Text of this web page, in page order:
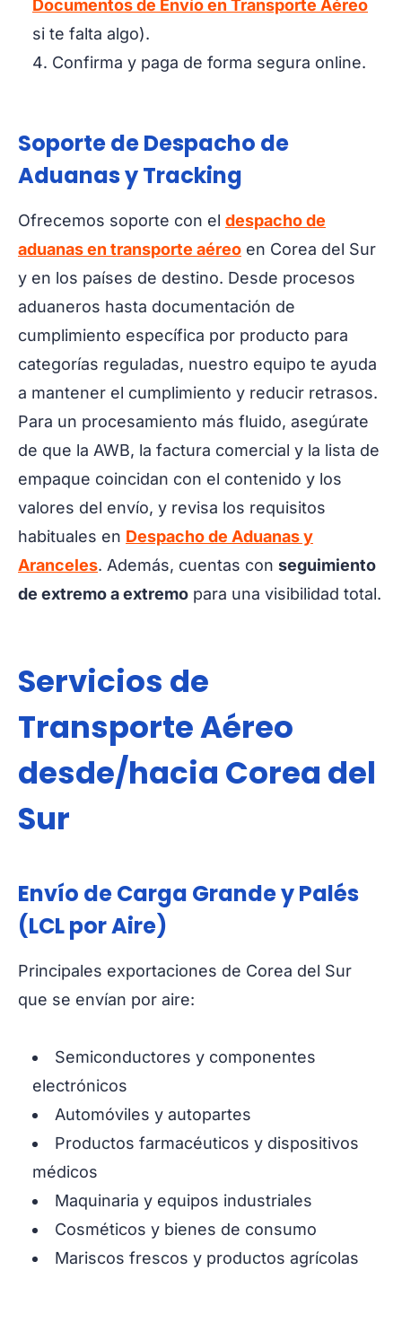
Documentos de Envío en Transporte Aéreo
si te falta algo).
Confirma y paga de forma segura online.
Soporte de Despacho de
Aduanas y Tracking
Ofrecemos soporte con el despacho de
aduanas en transporte aéreo en Corea del Sur
y en los países de destino. Desde procesos
aduaneros hasta documentación de
cumplimiento específica por producto para
categorías reguladas, nuestro equipo te ayuda
a mantener el cumplimiento y reducir retrasos.
Para un procesamiento más fluido, asegúrate
de que la AWB, la factura comercial y la lista de
empaque coincidan con el contenido y los
valores del envío, y revisa los requisitos
habituales en Despacho de Aduanas y
Aranceles. Además, cuentas con seguimiento
de extremo a extremo para una visibilidad total.
Servicios de
Transporte Aéreo
desde/hacia Corea del
Sur
Envío de Carga Grande y Palés
(LCL por Aire)
Principales exportaciones de Corea del Sur
que se envían por aire:
Semiconductores y componentes
electrónicos
Automóviles y autopartes
Productos farmacéuticos y dispositivos
médicos
Maquinaria y equipos industriales
Cosméticos y bienes de consumo
Mariscos frescos y productos agrícolas